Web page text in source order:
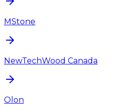
MStone
NewTechWood Canada
Olon